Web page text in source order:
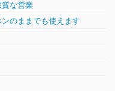
な営業
のままでも使えます